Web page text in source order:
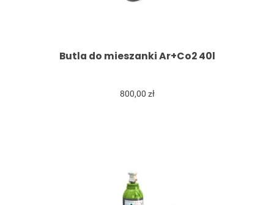
Butla do mieszanki Ar+Co2 40l
800,00 zł